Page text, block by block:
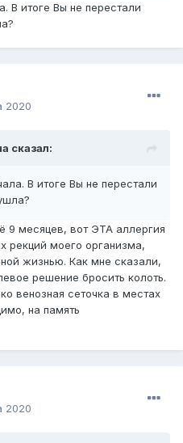
В итоге Вы не перестали
2020
сказал:
В итоге Вы не перестали
9 месяцев, вот ЭТА аллергия
рекций моего организма,
жизнью. Как мне сказали,
решение бросить колоть.
венозная сеточка в местах
на память
2020